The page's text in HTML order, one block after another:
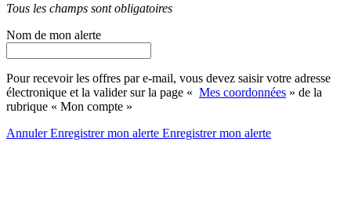
Tous les champs sont obligatoires
Nom de mon alerte
Pour recevoir les offres par e-mail, vous devez saisir votre adresse
électronique et la valider sur la page « Mes coordonnées » de la
rubrique « Mon compte »
AnnulerEnregistrer mon alerte Enregistrermon alerte